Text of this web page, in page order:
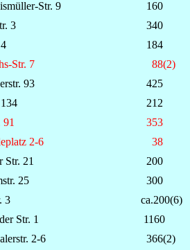
Str. 9 160
3 340
184
Str. 7 88(2)
93 425
212
353
2-6 38
Str. 21 200
25 300
3 ca.200(6)
Str. 1 1160
2-6 366(2)